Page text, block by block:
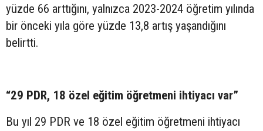
yüzde 66 arttığını, yalnızca 2023-2024 öğretim yılında
bir önceki yıla göre yüzde 13,8 artış yaşandığını
belirtti.
“29 PDR, 18 özel eğitim öğretmeni ihtiyacı var”
Bu yıl 29 PDR ve 18 özel eğitim öğretmeni ihtiyacı